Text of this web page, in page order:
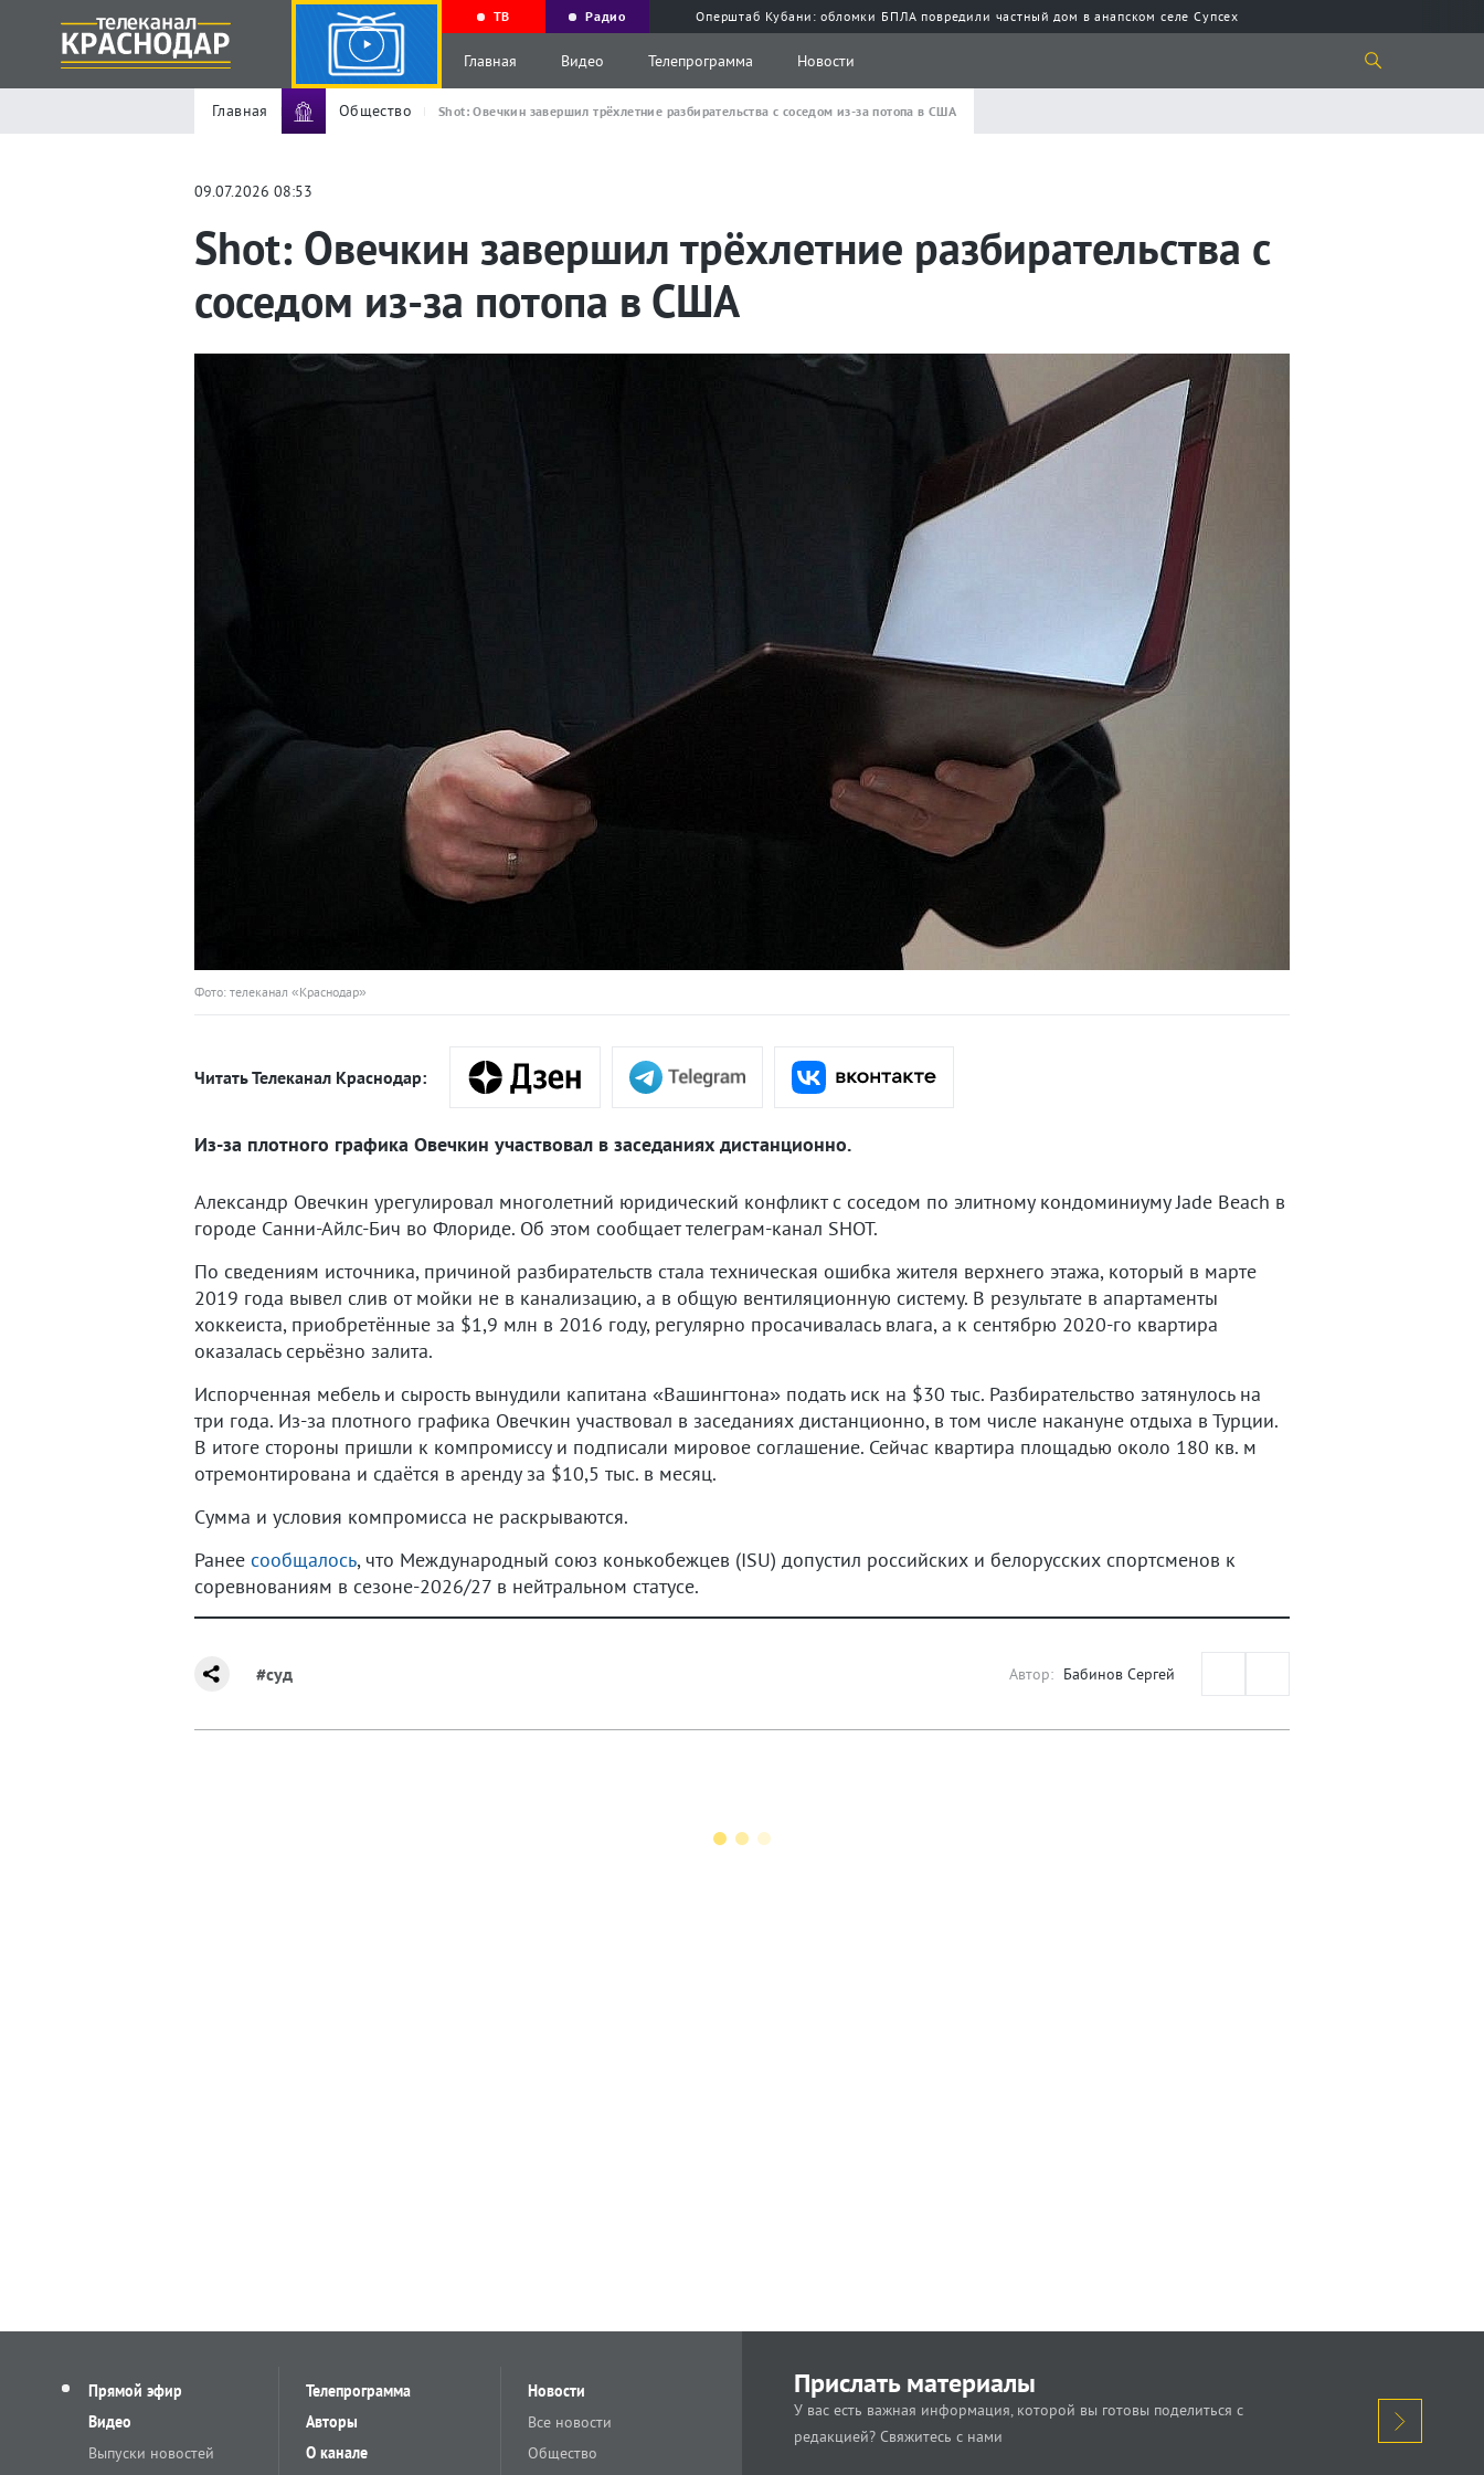
ТВ Радио Оперштаб Кубани: обломки БПЛА повредили частный дом в анапском селе Супсех
Главная Видео Телепрограмма Новости
Главная Общество Shot: Овечкин завершил трёхлетние разбирательства с соседом из-за потопа в США
09.07.2026 08:53
Shot: Овечкин завершил трёхлетние разбирательства с
соседом из-за потопа в США
Фото: телеканал «Краснодар»
Читать Телеканал Краснодар:
Из-за плотного графика Овечкин участвовал в заседаниях дистанционно.
Александр Овечкин урегулировал многолетний юридический конфликт с соседом по элитному кондоминиуму Jade Beach в
городе Санни-Айлс-Бич во Флориде. Об этом сообщает телеграм-канал SHOT.
По сведениям источника, причиной разбирательств стала техническая ошибка жителя верхнего этажа, который в марте
2019 года вывел слив от мойки не в канализацию, а в общую вентиляционную систему. В результате в апартаменты
хоккеиста, приобретённые за $1,9 млн в 2016 году, регулярно просачивалась влага, а к сентябрю 2020-го квартира
оказалась серьёзно залита.
Испорченная мебель и сырость вынудили капитана «Вашингтона» подать иск на $30 тыс. Разбирательство затянулось на
три года. Из-за плотного графика Овечкин участвовал в заседаниях дистанционно, в том числе накануне отдыха в Турции.
В итоге стороны пришли к компромиссу и подписали мировое соглашение. Сейчас квартира площадью около 180 кв. м
отремонтирована и сдаётся в аренду за $10,5 тыс. в месяц.
Сумма и условия компромисса не раскрываются.
Ранее сообщалось, что Международный союз конькобежцев (ISU) допустил российских и белорусских спортсменов к
соревнованиям в сезоне-2026/27 в нейтральном статусе.
#суд Автор: Бабинов Сергей
Прямой эфир
Видео
Выпуски новостей
Телепрограмма
Авторы
О канале
Новости
Все новости
Общество
Прислать материалы
У вас есть важная информация, которой вы готовы поделиться с
редакцией? Свяжитесь с нами